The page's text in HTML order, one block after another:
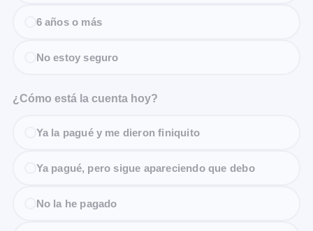
6 años o más
No estoy seguro
¿Cómo está la cuenta hoy?
Ya la pagué y me dieron finiquito
Ya pagué, pero sigue apareciendo que debo
No la he pagado